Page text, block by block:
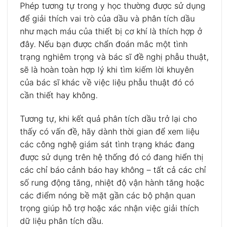
Phép tương tự trong y học thường được sử dụng
để giải thích vai trò của dầu và phân tích dầu
như mạch máu của thiết bị cơ khí là thích hợp ở
đây. Nếu bạn được chẩn đoán mắc một tình
trạng nghiêm trọng và bác sĩ đề nghị phẫu thuật,
sẽ là hoàn toàn hợp lý khi tìm kiếm lời khuyên
của bác sĩ khác về việc liệu phẫu thuật đó có
cần thiết hay không.
Tương tự, khi kết quả phân tích dầu trở lại cho
thấy có vấn đề, hãy dành thời gian để xem liệu
các công nghệ giám sát tình trạng khác đang
được sử dụng trên hệ thống đó có đang hiển thị
các chỉ báo cảnh báo hay không – tất cả các chỉ
số rung động tăng, nhiệt độ vận hành tăng hoặc
các điểm nóng bề mặt gần các bộ phận quan
trọng giúp hỗ trợ hoặc xác nhận việc giải thích
dữ liệu phân tích dầu.